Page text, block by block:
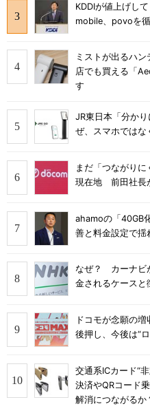
KDDIが値上げし
mobile、povoを
ミストが出るハ
店でも買える「
す
JR東日本「分か
ぜ、スマホではな
まだ「つながり
現在地 前田社長
ahamoの「40GB
善と料金設定で揺
なぜ？ カーナビ
金されるケースと
ドコモが念願の
後押し、今後は“
交通系ICカード“
決済やQRコード
解消につながるか